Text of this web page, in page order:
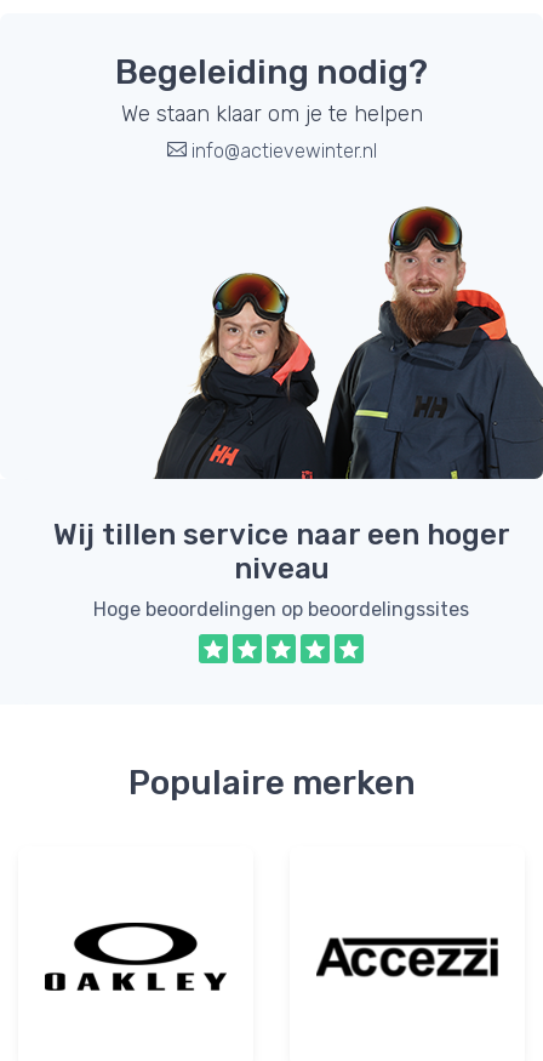
Begeleiding nodig?
We staan klaar om je te helpen
info@actievewinter.nl
Wij tillen service naar een hoger
niveau
Hoge beoordelingen op beoordelingssites
Populaire merken